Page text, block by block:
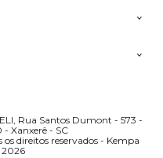
Rua Santos Dumont - 573 -
Xanxerê - SC
direitos reservados - Kempa
2026